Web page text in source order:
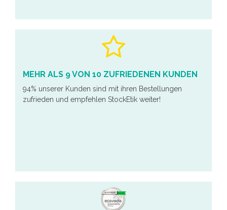
MEHR ALS 9 VON 10 ZUFRIEDENEN KUNDEN
94% unserer Kunden sind mit ihren Bestellungen
zufrieden und empfehlen StockEtik weiter!